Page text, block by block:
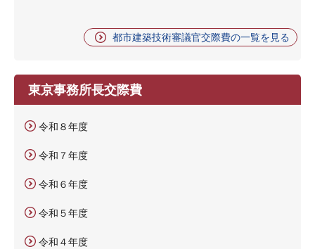
都市建築技術審議官交際費の一覧を見る
東京事務所長交際費
令和８年度
令和７年度
令和６年度
令和５年度
令和４年度